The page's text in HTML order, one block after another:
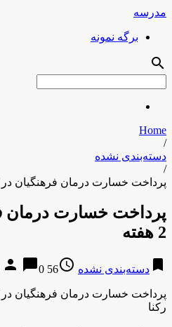
مدرسه
برگه نمونه
search
Home
/
دسته‌بندی نشده
/
پرداخت خسارت درمان فرهنگیان در کمتر
پرداخت خسارت درمان
2 هفته
bookmark دسته‌بندی نشده access_time
56 years ago
person chat_bubble0
پرداخت خسارت درمان فرهنگیان در کمتر
رکنا